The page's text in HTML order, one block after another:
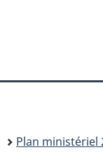
sujet
HTML
Plan ministériel